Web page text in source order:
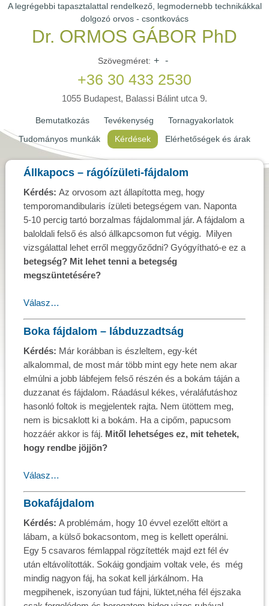
A legrégebbi tapasztalattal rendelkező, legmodernebb technikákkal
dolgozó orvos - csontkovács
Dr. ORMOS GÁBOR PhD
Szövegméret: + -
+36 30 433 2530
1055 Budapest, Balassi Bálint utca 9.
Bemutatkozás Tevékenység
Tornagyakorlatok
Tudományos munkák
Kérdések Elérhetőségek és árak
Állkapocs – rágóízületi-fájdalom
Kérdés: Az orvosom azt állapította meg, hogy
temporomandibularis ízületi betegségem van. Naponta
5-10 percig tartó borzalmas fájdalommal jár. A fájdalom a
baloldali felső és alsó állkapcsomon fut végig. Milyen
vizsgálattal lehet erről meggyőződni? Gyógyítható-e ez a
betegség? Mit lehet tenni a betegség
megszüntetésére?
Válasz…
Boka fájdalom – lábduzzadtság
Kérdés: Már korábban is észleltem, egy-két
alkalommal, de most már több mint egy hete nem akar
elmúlni a jobb lábfejem felső részén és a bokám táján a
duzzanat és fájdalom. Ráadásul kékes, véraláfutáshoz
hasonló foltok is megjelentek rajta. Nem ütöttem meg,
nem is bicsaklott ki a bokám. Ha a cipőm, papucsom
hozzáér akkor is fáj. Mitől lehetséges ez, mit tehetek,
hogy rendbe jöjjön?
Válasz…
Bokafájdalom
Kérdés: A problémám, hogy 10 évvel ezelőtt eltört a
lábam, a külső bokacsontom, meg is kellett operálni.
Egy 5 csavaros fémlappal rögzítették majd ezt fél év
után eltávolították. Sokáig gondjaim voltak vele, és még
mindig nagyon fáj, ha sokat kell járkálnom. Ha
megpihenek, iszonyúan tud fájni, lüktet,néha fél éjszaka